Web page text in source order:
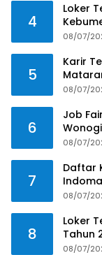
4
Loker
08/07/
5
Karir
08/07/
6
Job
08/07/
7
Daftar
08/07/
8
Loker
Tahun
08/07/